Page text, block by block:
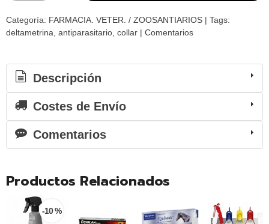
Categoría: FARMACIA. VETER. / ZOOSANTIARIOS | Tags:
deltametrina antiparasitario collar | Comentarios
Descripción
Costes de Envío
Comentarios
Productos Relacionados
-10 %